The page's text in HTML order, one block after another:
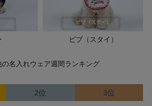
ビブ（スタイ）
の名入れウェア週間ランキング
2位 3位